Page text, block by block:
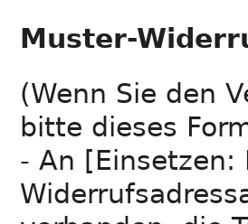
Muster-
(Wenn Sie den
bitte dieses
- An [Einsetzen: